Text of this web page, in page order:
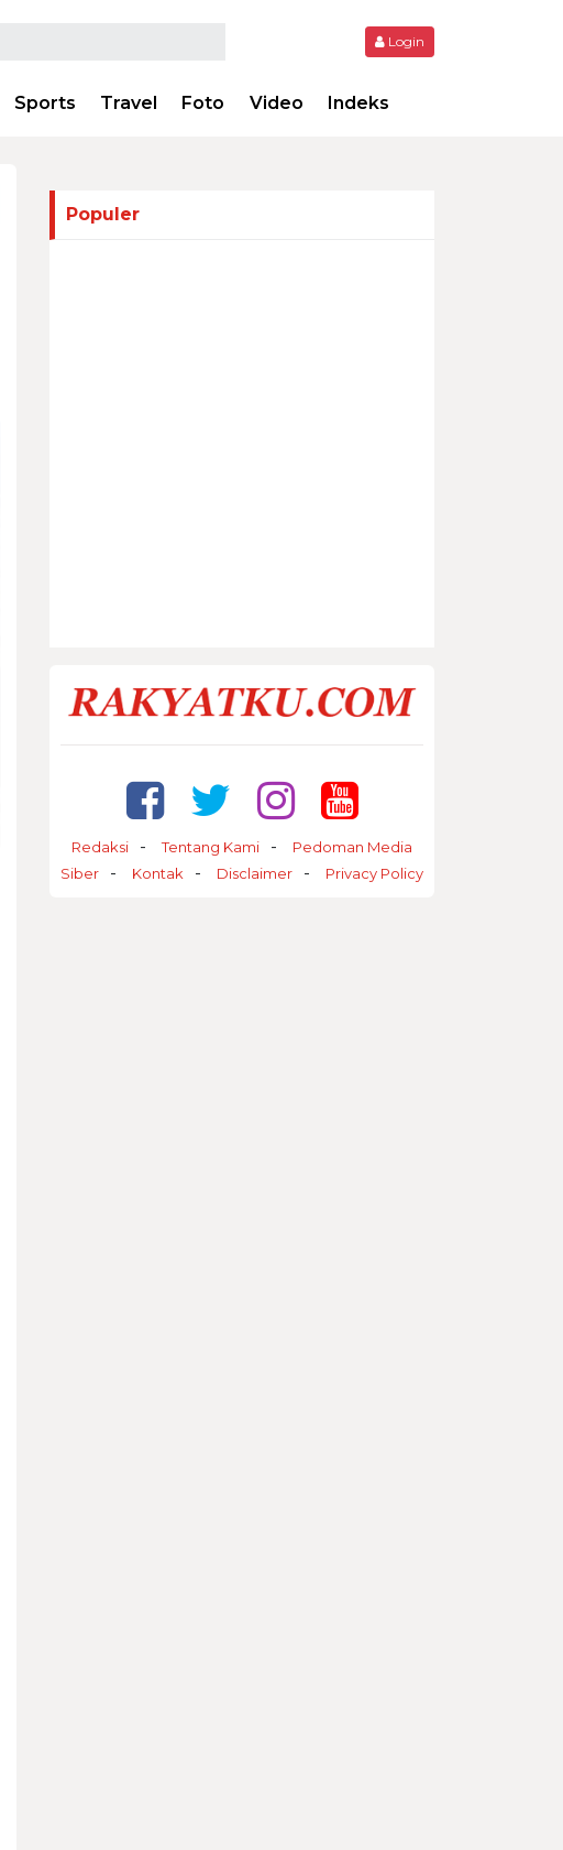
Login
Sports Travel Foto Video Indeks
Populer
Redaksi Tentang Kami
Pedoman Media
Siber
Kontak Disclaimer Privacy Policy